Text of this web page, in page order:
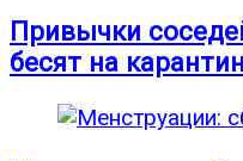
Привычки
бесят на